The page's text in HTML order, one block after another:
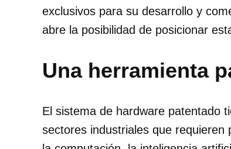
exclusivos para su desarrollo y
abre la posibilidad de posicionar
Una herramienta
El sistema de hardware patentado
sectores industriales que